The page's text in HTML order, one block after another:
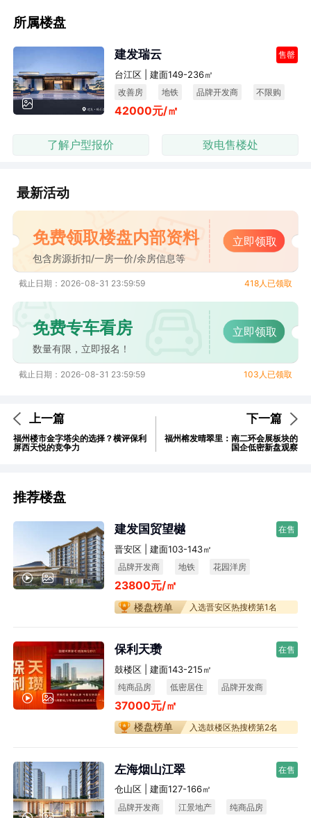
所属楼盘
建发瑞云 售罄
台江区 | 建面149-236㎡
改善房 地铁 品牌开发商 不限购
42000元/㎡
了解户型报价 致电售楼处
最新活动
免费领取楼盘内部资料
包含房源折扣/一房一价/余房信息等
立即领取
截止日期：2026-08-31 23:59:59 418人已领取
免费专车看房
数量有限，立即报名！
立即领取
截止日期：2026-08-31 23:59:59 103人已领取
上一篇
福州楼市金字塔尖的选择？横评保利
屏西天悦的竞争力
下一篇
福州榕发晴翠里：南二环会展板块的
国企低密新盘观察
推荐楼盘
建发国贸望樾 在售
晋安区 | 建面103-143㎡
品牌开发商 地铁 花园洋房
23800元/㎡
楼盘榜单 入选晋安区热搜榜第1名
保利天瓒 在售
鼓楼区 | 建面143-215㎡
纯商品房 低密居住 品牌开发商
37000元/㎡
楼盘榜单 入选鼓楼区热搜榜第2名
左海烟山江翠 在售
仓山区 | 建面127-166㎡
品牌开发商 江景地产
纯商品房